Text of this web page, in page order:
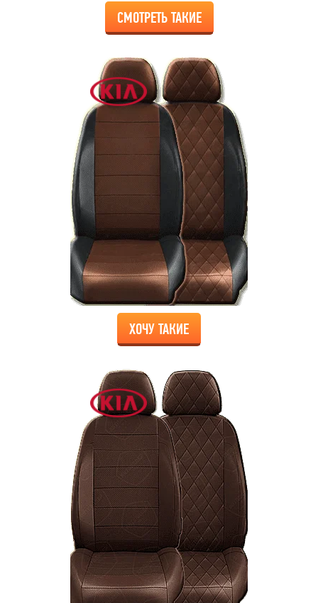
СМОТРЕТЬ ТАКИЕ
ХОЧУ ТАКИЕ